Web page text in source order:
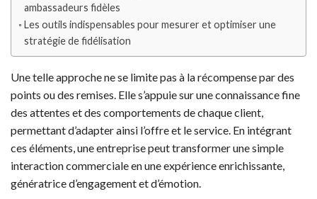
ambassadeurs fidèles
Les outils indispensables pour mesurer et optimiser une
stratégie de fidélisation
Une telle approche ne se limite pas à la récompense par des
points ou des remises. Elle s’appuie sur une connaissance fine
des attentes et des comportements de chaque client,
permettant d’adapter ainsi l’offre et le service. En intégrant
ces éléments, une entreprise peut transformer une simple
interaction commerciale en une expérience enrichissante,
génératrice d’engagement et d’émotion.